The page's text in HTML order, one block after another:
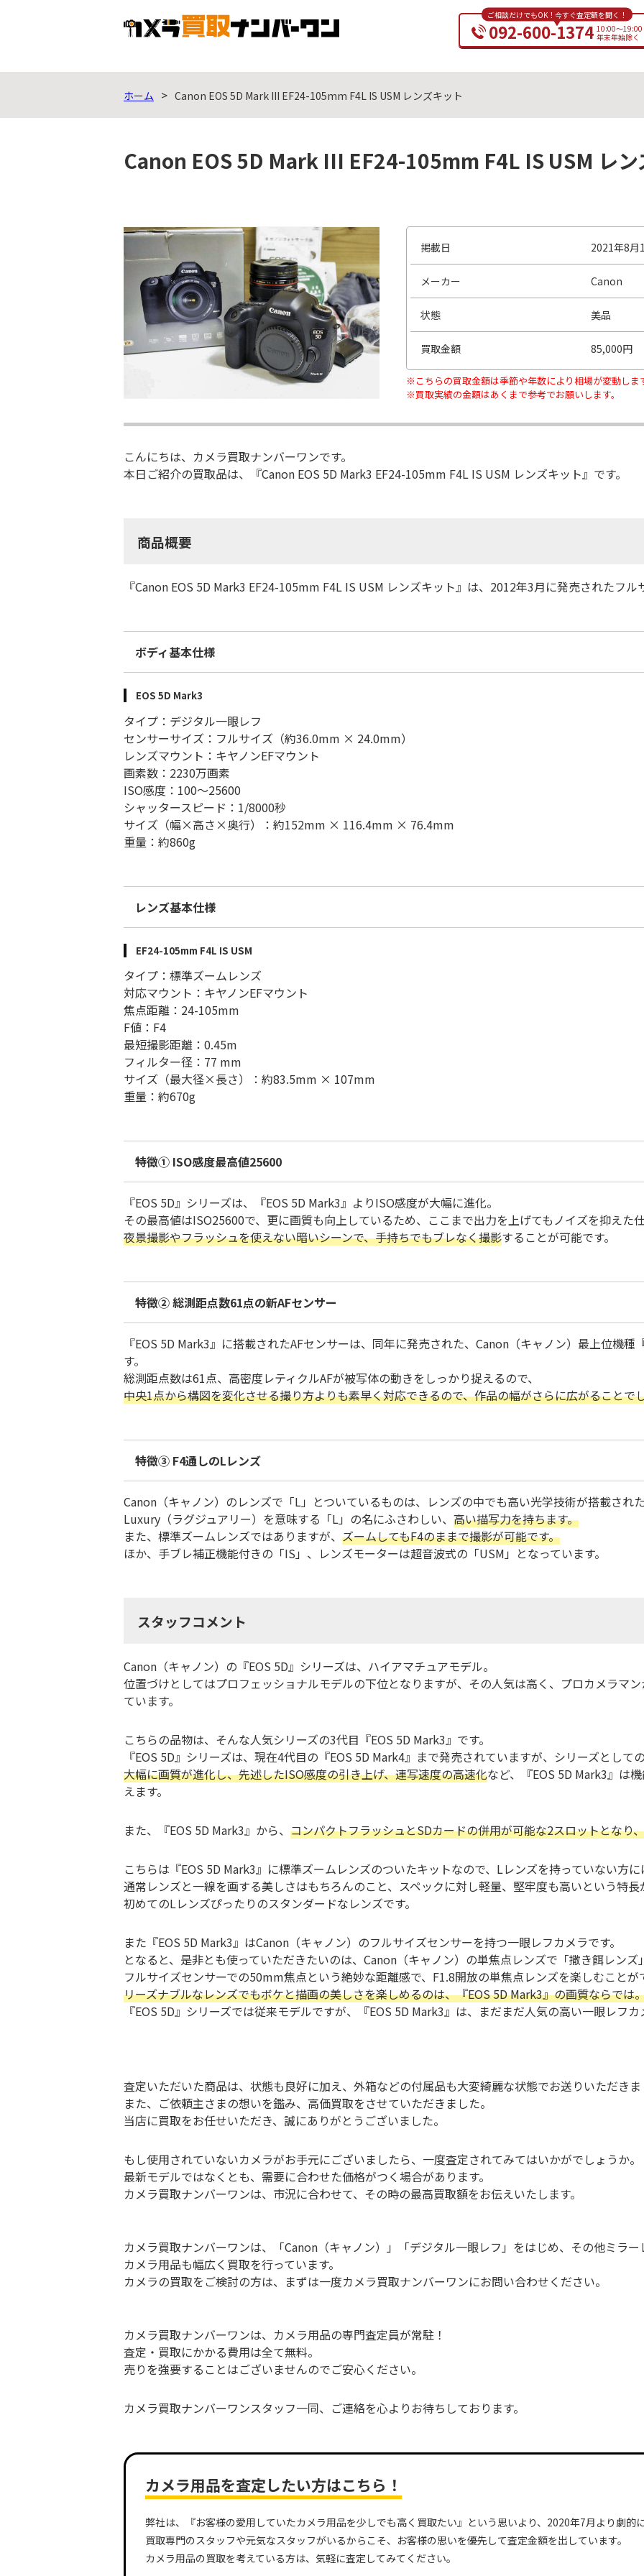
ご相談だけでもOK！今すぐ査定額を聞く！
092-600-1374 10:00～19:00
年末年始除く
ホーム Canon EOS 5D Mark III EF24-105mm F4L IS USM レンズキット
Canon EOS 5D Mark III EF24-105mm F4L IS USM レン
掲載日 2021年8月
メーカー Canon
状態 美品
買取金額 85,000円
※こちらの買取金額は季節や年数により相場が変動しま
※買取実績の金額はあくまで参考でお願いします。
こんにちは、カメラ買取ナンバーワンです。
本日ご紹介の買取品は、『Canon EOS 5D Mark3 EF24-105mm F4L IS USM レンズキット』です。
商品概要
『Canon EOS 5D Mark3 EF24-105mm F4L IS USM レンズキット』は、2012年3月に発売されたフル
ボディ基本仕様
EOS 5D Mark3
タイプ：デジタル一眼レフ
センサーサイズ：フルサイズ（約36.0mm × 24.0mm）
レンズマウント：キヤノンEFマウント
画素数：2230万画素
ISO感度：100～25600
シャッタースピード：1/8000秒
サイズ（幅×高さ×奥行）：約152mm × 116.4mm × 76.4mm
重量：約860g
レンズ基本仕様
EF24-105mm F4L IS USM
タイプ：標準ズームレンズ
対応マウント：キヤノンEFマウント
焦点距離：24-105mm
F値：F4
最短撮影距離：0.45m
フィルター径：77 mm
サイズ（最大径×長さ）：約83.5mm × 107mm
重量：約670g
特徴① ISO感度最高値25600
『EOS 5D』シリーズは、『EOS 5D Mark3』よりISO感度が大幅に進化。
その最高値はISO25600で、更に画質も向上しているため、ここまで出力を上げてもノイズを抑えた
夜景撮影やフラッシュを使えない暗いシーンで、手持ちでもブレなく撮影することが可能です。
特徴② 総測距点数61点の新AFセンサー
『EOS 5D Mark3』に搭載されたAFセンサーは、同年に発売された、Canon（キャノン）最上位機種
す。
総測距点数は61点、高密度レティクルAFが被写体の動きをしっかり捉えるので、
中央1点から構図を変化させる撮り方よりも素早く対応できるので、作品の幅がさらに広がることで
特徴③ F4通しのLレンズ
Canon（キャノン）のレンズで「L」とついているものは、レンズの中でも高い光学技術が搭載された
Luxury（ラグジュアリー）を意味する「L」の名にふさわしい、 高い描写力を持ちます。
また、標準ズームレンズではありますが、 ズームしてもF4のままで撮影が可能です。
ほか、手ブレ補正機能付きの「IS」、レンズモーターは超音波式の「USM」となっています。
スタッフコメント
Canon（キャノン）の『EOS 5D』シリーズは、ハイアマチュアモデル。
位置づけとしてはプロフェッショナルモデルの下位となりますが、その人気は高く、プロカメラマ
ています。
こちらの品物は、そんな人気シリーズの3代目『EOS 5D Mark3』です。
『EOS 5D』シリーズは、現在4代目の『EOS 5D Mark4』まで発売されていますが、シリーズとして
大幅に画質が進化し、先述したISO感度の引き上げ、連写速度の高速化など、『EOS 5D Mark3』は
えます。
また、『EOS 5D Mark3』から、 コンパクトフラッシュとSDカードの併用が可能な2スロットとなり
こちらは『EOS 5D Mark3』に標準ズームレンズのついたキットなので、Lレンズを持っていない方に
通常レンズと一線を画する美しさはもちろんのこと、スペックに対し軽量、堅牢度も高いという特長
初めてのLレンズぴったりのスタンダードなレンズです。
また『EOS 5D Mark3』はCanon（キャノン）のフルサイズセンサーを持つ一眼レフカメラです。
となると、是非とも使っていただきたいのは、Canon（キャノン）の単焦点レンズで「撒き餌レンズ
フルサイズセンサーでの50mm焦点という絶妙な距離感で、F1.8開放の単焦点レンズを楽しむことが
リーズナブルなレンズでもボケと描画の美しさを楽しめるのは、『EOS 5D Mark3』の画質ならでは
『EOS 5D』シリーズでは従来モデルですが、『EOS 5D Mark3』は、まだまだ人気の高い一眼レフカ
査定いただいた商品は、状態も良好に加え、外箱などの付属品も大変綺麗な状態でお送りいただきま
また、ご依頼主さまの想いを鑑み、高価買取をさせていただきました。
当店に買取をお任せいただき、誠にありがとうございました。
もし使用されていないカメラがお手元にございましたら、一度査定されてみてはいかがでしょうか。
最新モデルではなくとも、需要に合わせた価格がつく場合があります。
カメラ買取ナンバーワンは、市況に合わせて、その時の最高買取額をお伝えいたします。
カメラ買取ナンバーワンは、「Canon（キャノン）」「デジタル一眼レフ」をはじめ、その他ミラー
カメラ用品も幅広く買取を行っています。
カメラの買取をご検討の方は、まずは一度カメラ買取ナンバーワンにお問い合わせください。
カメラ買取ナンバーワンは、カメラ用品の専門査定員が常駐！
査定・買取にかかる費用は全て無料。
売りを強要することはございませんのでご安心ください。
カメラ買取ナンバーワンスタッフ一同、ご連絡を心よりお待ちしております。
カメラ用品を査定したい方はこちら！
弊社は、『お客様の愛用していたカメラ用品を少しでも高く買取たい』という思いより、2020年7月より劇的
買取専門のスタッフや元気なスタッフがいるからこそ、お客様の思いを優先して査定金額を出しています。
カメラ用品の買取を考えている方は、気軽に査定してみてください。